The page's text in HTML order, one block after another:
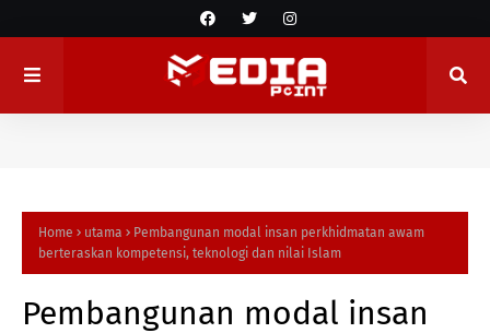
Home utama
Pembangunan modal insan perkhidmatan awam
berteraskan kompetensi, teknologi dan nilai Islam
Pembangunan modal insan